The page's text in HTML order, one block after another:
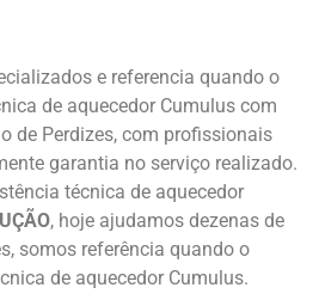
e referencia quando o
de aquecedor Cumulus com
de Perdizes, com profissionais
garantia no serviço realizado.
técnica de aquecedor
, hoje ajudamos dezenas de
somos referência quando o
de aquecedor Cumulus.